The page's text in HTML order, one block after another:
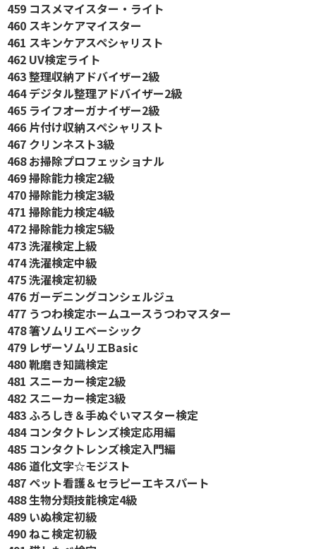
459 コスメマイスター・ライト
460 スキンケアマイスター
461 スキンケアスペシャリスト
462 UV検定ライト
463 整理収納アドバイザー2級
464 デジタル整理アドバイザー2級
465 ライフオーガナイザー2級
466 片付け収納スペシャリスト
467 クリンネスト3級
468 お掃除プロフェッショナル
469 掃除能力検定2級
470 掃除能力検定3級
471 掃除能力検定4級
472 掃除能力検定5級
473 洗濯検定上級
474 洗濯検定中級
475 洗濯検定初級
476 ガーデニングコンシェルジュ
477 うつわ検定ホームユースうつわマスター
478 箸ソムリエベーシック
479 レザーソムリエBasic
480 靴磨き知識検定
481 スニーカー検定2級
482 スニーカー検定3級
483 ふろしき＆手ぬぐいマスター検定
484 コンタクトレンズ検定応用編
485 コンタクトレンズ検定入門編
486 道化文字☆モジスト
487 ペット看護＆セラピーエキスパート
488 生物分類技能検定4級
489 いぬ検定初級
490 ねこ検定初級